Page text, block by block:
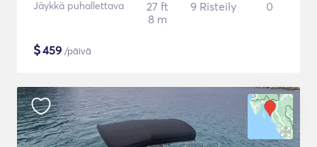
Jäykkä puhallettava
27 ft
8 m
9 Risteily 0
$459 /päivä